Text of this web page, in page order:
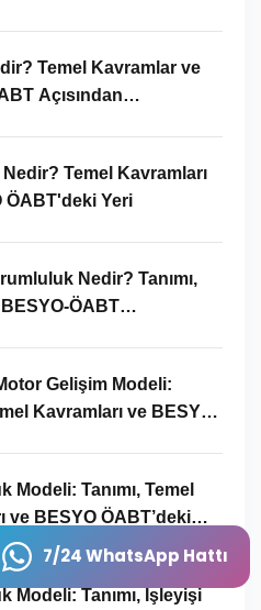
7/24 WhatsApp Hattı
Temel Kavramlar ve
Açısından
Temel Kavramları
ÖABT'deki Yeri
Nedir? Tanımı,
ÖABT
Gelişim Modeli:
Kavramları ve BESYO-
Modeli: Tanımı, Temel
ve BESYO ÖABT’deki
Modeli: Tanımı, İşleyişi